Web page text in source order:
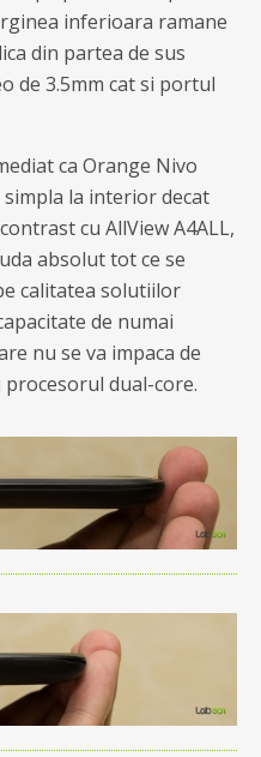
inferioara ramane
din partea de sus
de 3.5mm cat si portul
ca Orange Nivo
la interior decat
cu AllView A4ALL,
absolut tot ce se
calitatea solutiilor
de numai
nu se va impaca de
procesorul dual-core.